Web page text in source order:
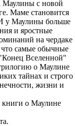
Маулины с новой
Маме становится
у Маулины больше
и яростные
на чердаке
что самые обычные
Вселенной"
о Маулине
тайнах и строго
жизни и
книги о Маулине